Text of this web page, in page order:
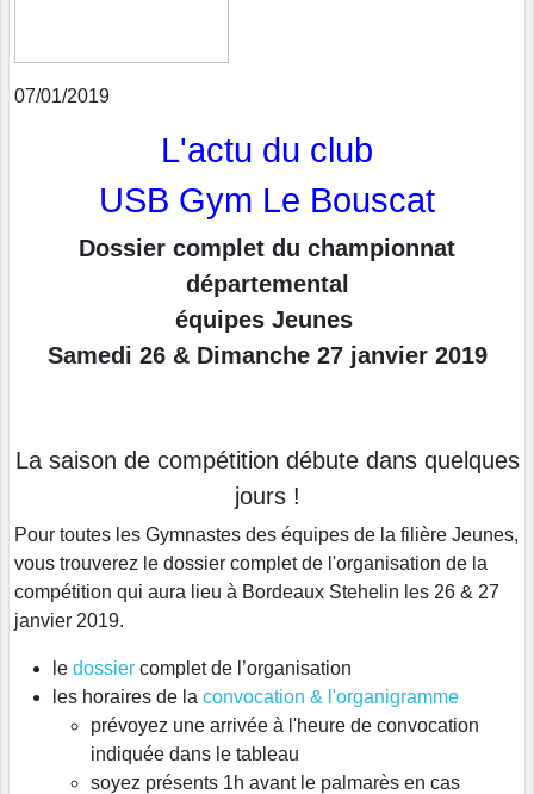
07/01/2019
L'actu du club
USB Gym Le Bouscat
Dossier complet du championnat
départemental
équipes Jeunes
Samedi 26 & Dimanche 27 janvier 2019
La saison de compétition débute dans quelques
jours !
Pour toutes les Gymnastes des équipes de la filière Jeunes,
vous trouverez le dossier complet de l'organisation de la
compétition qui aura lieu à Bordeaux Stehelin les 26 & 27
janvier 2019.
le dossier complet de l’organisation
les horaires de la convocation & l'organigramme
prévoyez une arrivée à l'heure de convocation
indiquée dans le tableau
soyez présents 1h avant le palmarès en cas